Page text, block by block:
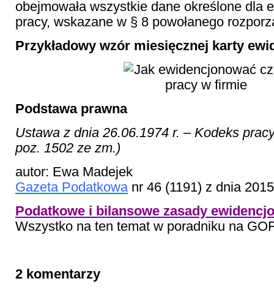
obejmowała wszystkie dane określone dla
pracy, wskazane w § 8 powołanego
Przykładowy wzór miesięcznej karty
Podstawa prawna
Ustawa z dnia 26.06.1974 r. – Kodeks
poz. 1502 ze zm.)
autor: Ewa Madejek
Gazeta Podatkowanr 46 (1191) z dnia
Podatkowe i bilansowe zasady
Wszystko na ten temat w poradniku na
2 komentarzy